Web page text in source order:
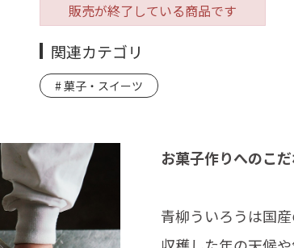
販売が終了している商品です
関連カテゴリ
菓子・スイーツ
お菓子作りへのこだ
青柳ういろうは国